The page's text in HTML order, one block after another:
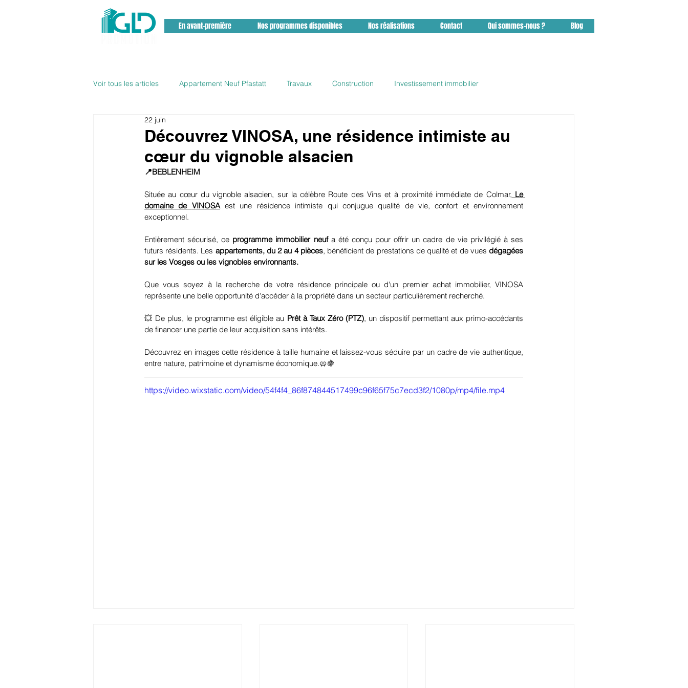
En avant-première Nos programmes disponibles Nos réalisations Contact Qui sommes-nous ? Blog
Voir tous les articles Appartement Neuf Pfastatt Travaux Construction Investissement immobilier
Promoteur Immobilier haut rhin
Appartement Pfastatt
Découvrez VINOSA, une résidence intimiste au
cœur du vignoble alsacien
22 juin
📍BEBLENHEIM
Située au cœur du vignoble alsacien, sur la célèbre Route des Vins et à proximité immédiate de Colmar, Le
domaine de VINOSA est une résidence intimiste qui conjugue qualité de vie, confort et environnement
exceptionnel.
Entièrement sécurisé, ce programme immobilier neuf a été conçu pour offrir un cadre de vie privilégié à ses
futurs résidents. Les appartements, du 2 au 4 pièces, bénéficient de prestations de qualité et de vues dégagées
sur les Vosges ou les vignobles environnants.
Que vous soyez à la recherche de votre résidence principale ou d'un premier achat immobilier, VINOSA
représente une belle opportunité d'accéder à la propriété dans un secteur particulièrement recherché.
💥 De plus, le programme est éligible au Prêt à Taux Zéro (PTZ), un dispositif permettant aux primo-accédants
de financer une partie de leur acquisition sans intérêts.
Découvrez en images cette résidence à taille humaine et laissez-vous séduire par un cadre de vie authentique,
entre nature, patrimoine et dynamisme économique.🥨🍇
https://video.wixstatic.com/video/54f4f4_86f874844517499c96f65f75c7ecd3f2/1080p/mp4/file.mp4